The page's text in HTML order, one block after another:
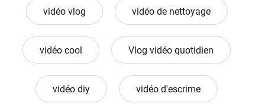
vidéo vlog vidéo de nettoyage
vidéo cool Vlog vidéo quotidien
vidéo diy vidéo d'escrime